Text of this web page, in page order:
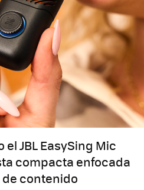
JBL EasySing Mic
compacta enfocada
de contenido